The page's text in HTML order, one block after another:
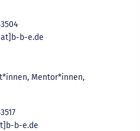
b-e.de
Mentor*innen,
b-e.de